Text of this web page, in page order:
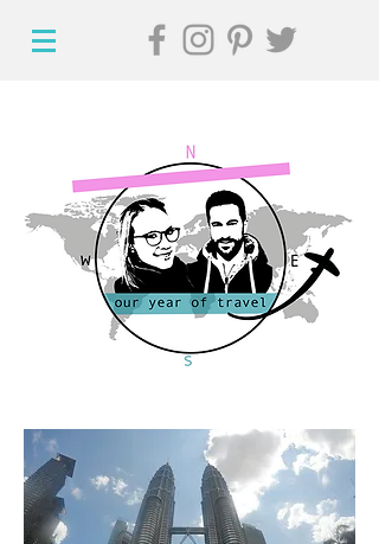
Hi, willkommen auf
unserem Reiseblog!